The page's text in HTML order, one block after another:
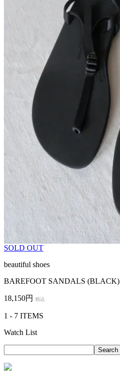
SOLD OUT
beautiful shoes
BAREFOOT SANDALS (BLACK)
18,150円 税込
1 - 7 ITEMS
Watch List